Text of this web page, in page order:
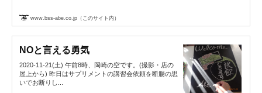
www.bss-abe.co.jp（このサイト内）
NOと言える勇気
2020-11-21(土) 午前8時、岡崎の空です。(撮影・店の
屋上から) 昨日はサプリメントの講習会依頼を断腸の思
いでお断りし...